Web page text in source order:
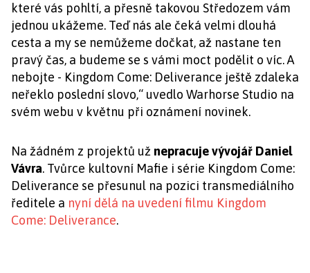
které vás pohltí, a přesně takovou Středozem vám
jednou ukážeme. Teď nás ale čeká velmi dlouhá
cesta a my se nemůžeme dočkat, až nastane ten
pravý čas, a budeme se s vámi moct podělit o víc. A
nebojte - Kingdom Come: Deliverance ještě zdaleka
neřeklo poslední slovo,“ uvedlo Warhorse Studio na
svém webu v květnu při oznámení novinek.
Na žádném z projektů už nepracuje vývojář Daniel
Vávra. Tvůrce kultovní Mafie i série Kingdom Come:
Deliverance se přesunul na pozici transmediálního
ředitele a nyní dělá na uvedení filmu Kingdom
Come: Deliverance.